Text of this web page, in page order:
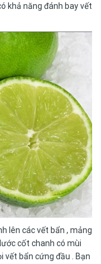
khả năng đánh bay vết
lên các vết bẩn , mảng
cốt chanh có mùi
vết bẩn cứng đầu . Bạn